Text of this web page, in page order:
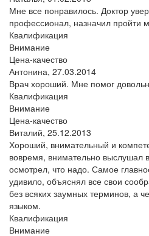
Мне все понравилось. Доктор
профессионал, назначил пройти
Квалификация
Внимание
Цена-качество
Антонина, 27.03.2014
Врач хороший. Мне помог
Квалификация
Внимание
Цена-качество
Виталий, 25.12.2013
Хороший, внимательный и
вовремя, внимательно выслушал
осмотрел, что надо. Самое
удивило, объяснял все свои
без всяких заумных терминов, а
языком.
Квалификация
Внимание